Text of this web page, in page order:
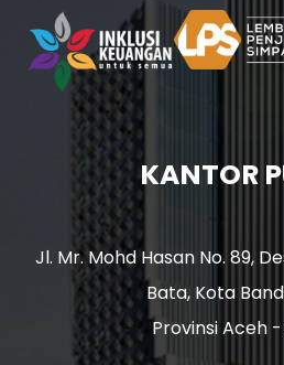
KANTOR
Jl. Mr. Mohd Hasan No. 89,
Bata, Kota
Provinsi Aceh -